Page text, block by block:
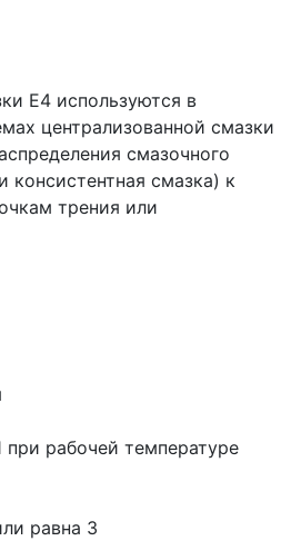
Е4 используются в
централизованной смазки
смазочного
консистентная смазка) к
трения или
при рабочей температуре
равна 3